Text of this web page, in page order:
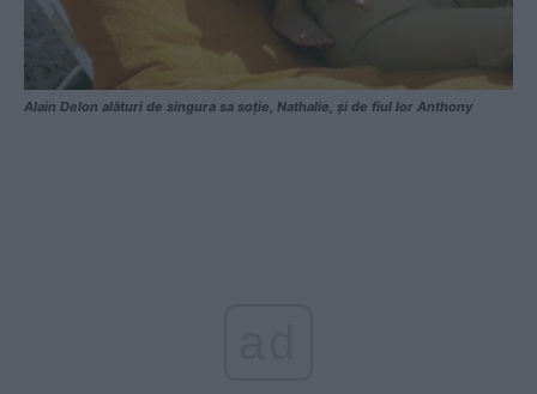
Alain Delon alături de singura sa soție, Nathalie, și de fiul lor Anthony